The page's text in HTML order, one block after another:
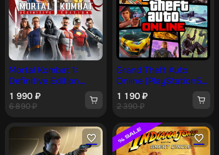
Mortal Kombat 1:
Definitive Edition
[PS5]
6 890₽
1 990 ₽
Grand Theft Auto
Online (PlayStation5)
[PS5]
2 390₽
1 190₽